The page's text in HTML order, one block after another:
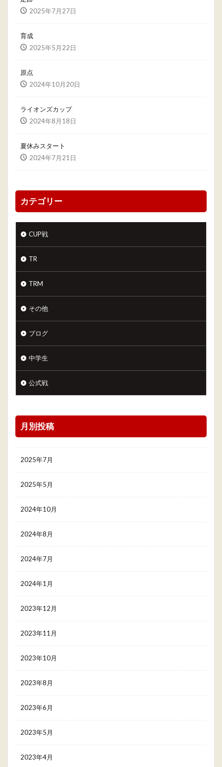
2025年7月27日
育成
2025年5月22日
原点
2024年10月20日
ライオンズカップ
2024年8月18日
夏休みスタート
2024年7月21日
カテゴリー
CUP戦
TR
TRM
その他
ブログ
中学生
公式戦
月別投稿
2025年7月
2025年5月
2024年10月
2024年8月
2024年7月
2024年1月
2023年12月
2023年11月
2023年10月
2023年8月
2023年6月
2023年5月
2023年4月